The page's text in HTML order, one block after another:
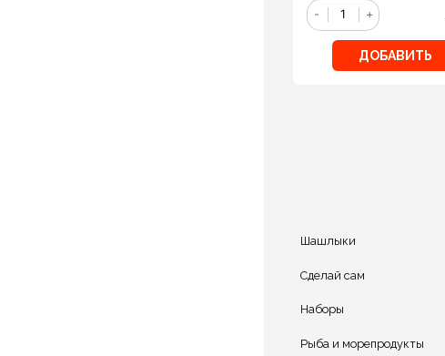
- +
ДОБАВИТЬ
Шашлыки
Сделай сам
Наборы
Рыба и морепродукты